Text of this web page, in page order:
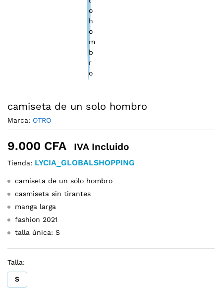
camiseta de un solo hombro
Marca: OTRO
9.000 CFA IVA Incluido
Tienda: LYCIA_GLOBALSHOPPING
camiseta de un sólo hombro
casmiseta sin tirantes
manga larga
fashion 2021
talla única: S
Talla:
S